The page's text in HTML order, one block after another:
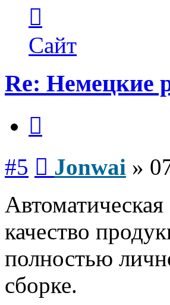
пользователя
Jonwai
Сайт
Re: Немецкие
#5 Jonwai »
качество
полностью
сборке.